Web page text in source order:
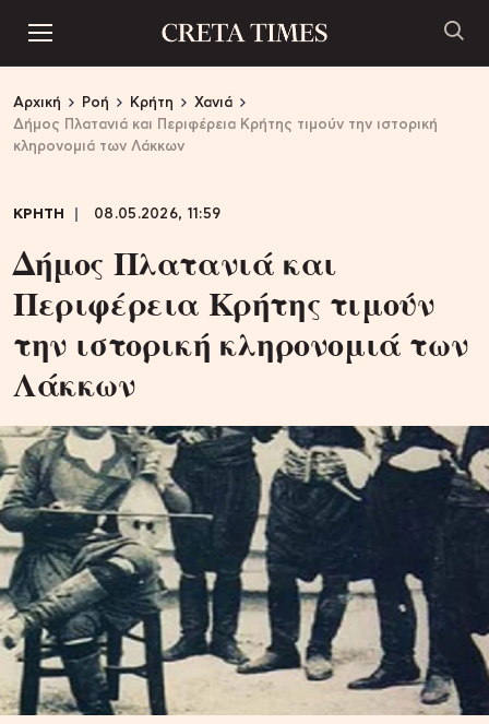
Αρχική Ροή Κρήτη
Χανιά
Δήμος Πλατανιά και Περιφέρεια Κρήτης τιμούν την ιστορική
κληρονομιά των Λάκκων
ΚΡΗΤΗ 08.05.2026, 11:59
Δήμος Πλατανιά και
Περιφέρεια Κρήτης τιμούν
την ιστορική κληρονομιά των
Λάκκων